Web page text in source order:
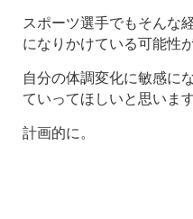
スポーツ選手でもそんな
になりかけている可能性
自分の体調変化に敏感に
ていってほしいと思います
計画的に。